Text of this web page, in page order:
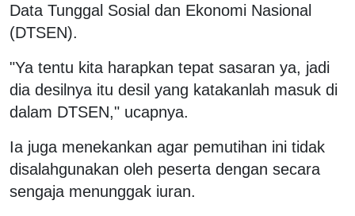
Data Tunggal Sosial dan Ekonomi Nasional
(DTSEN).
"Ya tentu kita harapkan tepat sasaran ya, jadi
dia desilnya itu desil yang katakanlah masuk di
dalam DTSEN," ucapnya.
Ia juga menekankan agar pemutihan ini tidak
disalahgunakan oleh peserta dengan secara
sengaja menunggak iuran.